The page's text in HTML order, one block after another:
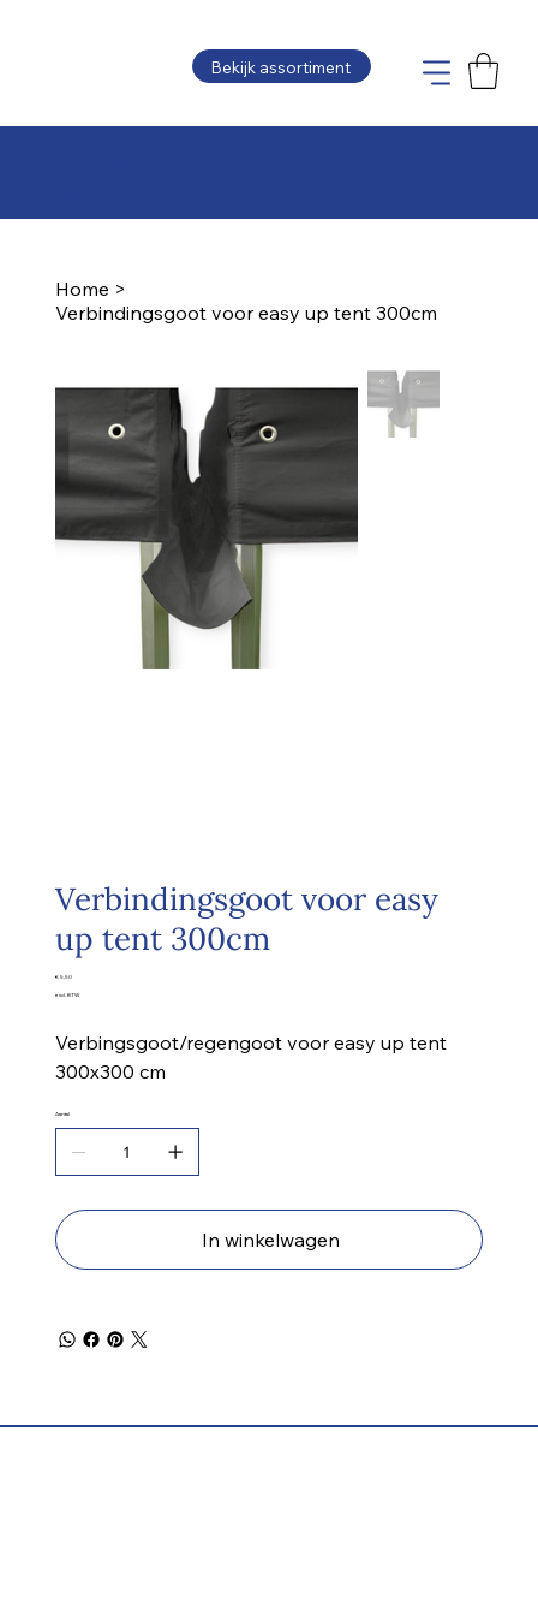
Bekijk assortiment
Home >
Verbindingsgoot voor easy up tent 300cm
Verbindingsgoot voor easy
up tent 300cm
Prijs
€ 5,50
excl. BTW
Verbingsgoot/regengoot voor easy up tent
300x300 cm
Aantal
In winkelwagen